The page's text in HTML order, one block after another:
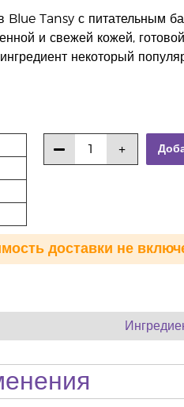
Tansy с питательным
и свежей кожей,
некоторый
доставки не